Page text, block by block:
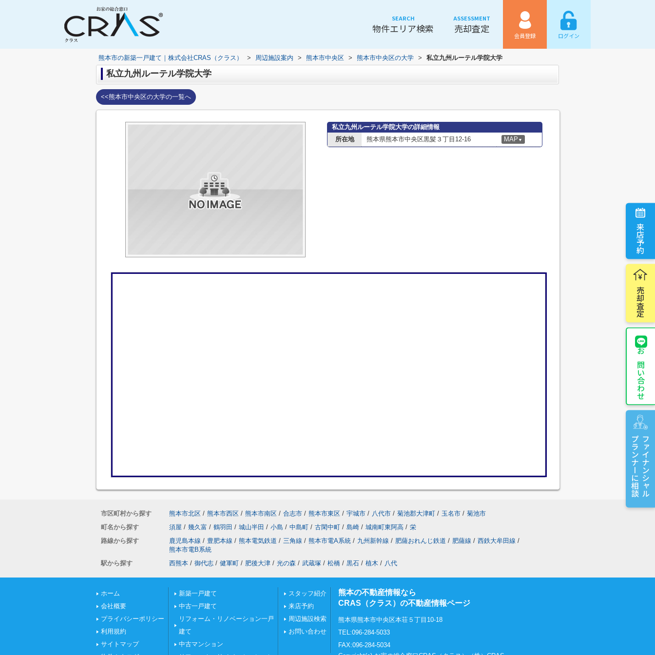
SEARCH
物件エリア検索
ASSESSMENT
売却査定
会員登録 ログイン
来店予約
売却査定
お問い合わせ
ファイナンシャル
プランナーに相談
熊本市の新築一戸建て｜株式会社CRAS（クラス） > 周辺施設案内 > 熊本市中央区 > 熊本市中央区の大学 > 私立九州ルーテル学院大学
私立九州ルーテル学院大学
<<熊本市中央区の大学の一覧へ
私立九州ルーテル学院大学の詳細情報
所在地
熊本県熊本市中央区黒髪３丁目12-16 MAP ▼
市区町村から探す 熊本市北区 / 熊本市西区 / 熊本市南区 / 合志市 / 熊本市東区 / 宇城市 / 八代市 / 菊池郡大津町 / 玉名市 / 菊池市
町名から探す
須屋 / 幾久富 / 鶴羽田 / 城山半田 / 小島 / 中島町 / 古閑中町 / 島崎 / 城南町東阿高 / 栄
路線から探す
鹿児島本線 / 豊肥本線 / 熊本電気鉄道 / 三角線 / 熊本市電A系統 / 九州新幹線 / 肥薩おれんじ鉄道 / 肥薩線 / 西鉄大牟田線 /
熊本市電B系統
駅から探す
西熊本 / 御代志 / 健軍町 / 肥後大津 / 光の森 / 武蔵塚 / 松橋 / 黒石 / 植木 / 八代
ホーム
会社概要
プライバシーポリシー
利用規約
サイトマップ
新築一戸建て
中古一戸建て
リフォーム・リノベーション一戸
建て
中古マンション
スタッフ紹介
来店予約
周辺施設検索
お問い合わせ
熊本の不動産情報なら
CRAS（クラス）の不動産情報ページ
熊本県熊本市中央区本荘５丁目10-18
TEL:096-284-5033
FAX:096-284-5034